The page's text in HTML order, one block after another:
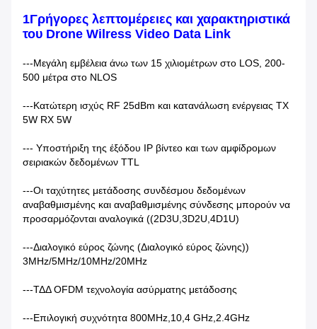
1Γρήγορες λεπτομέρειες και χαρακτηριστικά
του Drone Wilress Video Data Link
---Μεγάλη εμβέλεια άνω των 15 χιλιομέτρων στο LOS, 200-
500 μέτρα στο NLOS
---Κατώτερη ισχύς RF 25dBm και κατανάλωση ενέργειας TX
5W RX 5W
--- Υποστήριξη της έξόδου IP βίντεο και των αμφίδρομων
σειριακών δεδομένων TTL
---Οι ταχύτητες μετάδοσης συνδέσμου δεδομένων
αναβαθμισμένης και αναβαθμισμένης σύνδεσης μπορούν να
προσαρμόζονται αναλογικά ((2D3U,3D2U,4D1U)
---Διαλογικό εύρος ζώνης (Διαλογικό εύρος ζώνης))
3MHz/5MHz/10MHz/20MHz
---ΤΔΔ OFDM τεχνολογία ασύρματης μετάδοσης
---Επιλογική συχνότητα 800MHz,10,4 GHz,2.4GHz